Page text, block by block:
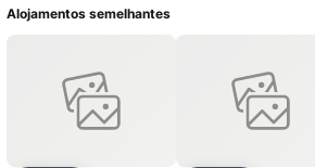
Alojamentos semelhantes